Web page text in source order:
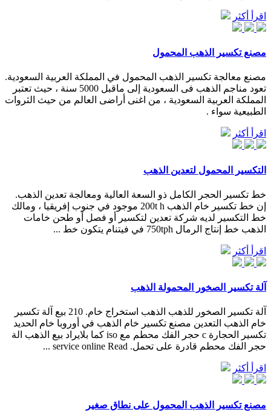
اقرأ أكثر
مصنع تكسير الذهب المحمول
مصنع معالجة تكسير الذهب المحمول في المملكة العربية السعودية.
تعود مناجم الذهب فى السعودية إلى ماقبل 5000 سنة ، حيث تعتبر
المملكة العربية السعودية ، من اغنى أراضى العالم من حيث الثروات
الطبيعية سواء .
اقرأ أكثر
التكسير المحمول لتعدين الذهب
خط تكسير الحجر الكامل ذو السعة العالية ومعالجة تعدين الذهب.
إن خط تكسير خام الذهب 200t h موجود في جنوب إفريقيا ، ومالك
خط التكسير لديه شركة تعدين لتكسير أو فصل أو طحن خامات
الذهب خط إنتاج الرمال 750tph في فيتنام يتكون خط ...
اقرأ أكثر
آلة تكسير الصخور المحمولة الذهب
آلة تكسير الصخور للذهب الذهب استخراج خام. 210 بيع آلة تكسير
خام الذهب التعدين مصنع تكسير خام الذهب في أوروبا خام الحديد
تكسير الحجارة c حجر الفك محطم مع iso كما بلايراد بيع الذهب الة
حجر الفك محطم قادرة على تحمل. service online Read ...
اقرأ أكثر
مصنع تكسير الذهب المحمول على نطاق صغير